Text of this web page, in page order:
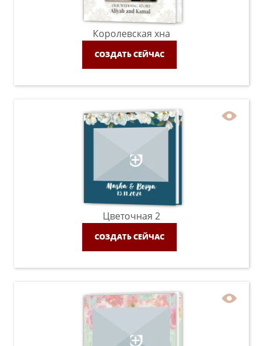
Королевская хна
СОЗДАТЬ СЕЙЧАС
Цветочная 2
СОЗДАТЬ СЕЙЧАС